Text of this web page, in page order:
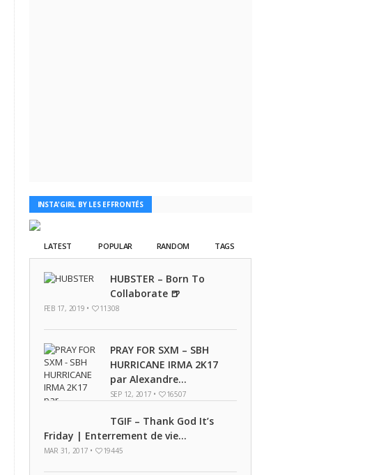
INSTA'GIRL BY LES EFFRONTÉS
LATEST POPULAR RANDOM TAGS
HUBSTER – Born To
Collaborate 🍺
FEB 17, 2019 • 11308
PRAY FOR SXM – SBH
HURRICANE IRMA 2K17
par Alexandre...
SEP 12, 2017 • 16507
TGIF – Thank God It’s
Friday | Enterrement de vie...
MAR 31, 2017 • 19445